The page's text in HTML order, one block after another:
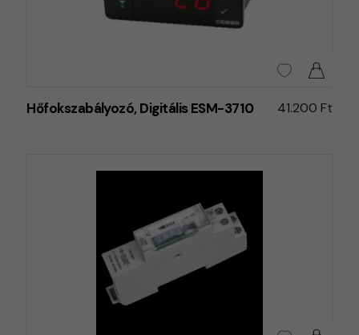
Hőfokszabályozó, Digitális ESM-3710 41.200 Ft